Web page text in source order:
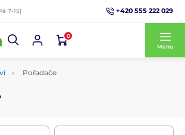
7-15) +420 555 222 029
0
Menu
Pořadače